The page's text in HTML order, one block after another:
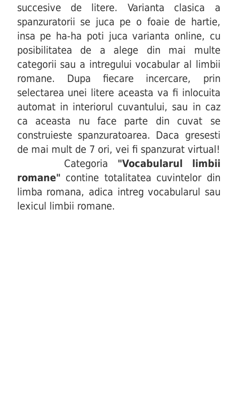
succesive de litere. Varianta clasica a
spanzuratorii se juca pe o foaie de hartie,
insa pe ha-ha poti juca varianta online, cu
posibilitatea de a alege din mai multe
categorii sau a intregului vocabular al limbii
romane. Dupa fiecare incercare, prin
selectarea unei litere aceasta va fi inlocuita
automat in interiorul cuvantului, sau in caz
ca aceasta nu face parte din cuvat se
construieste spanzuratoarea. Daca gresesti
de mai mult de 7 ori, vei fi spanzurat virtual!
Categoria "Vocabularul limbii
romane" contine totalitatea cuvintelor din
limba romana, adica intreg vocabularul sau
lexicul limbii romane.